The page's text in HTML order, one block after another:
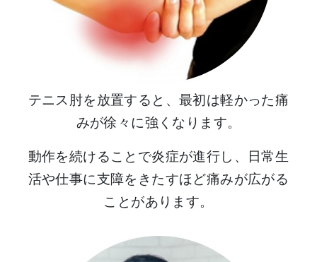
テニス肘を放置すると、最初は軽かった痛
みが徐々に強くなります。
動作を続けることで炎症が進行し、日常生
活や仕事に支障をきたすほど痛みが広がる
ことがあります。